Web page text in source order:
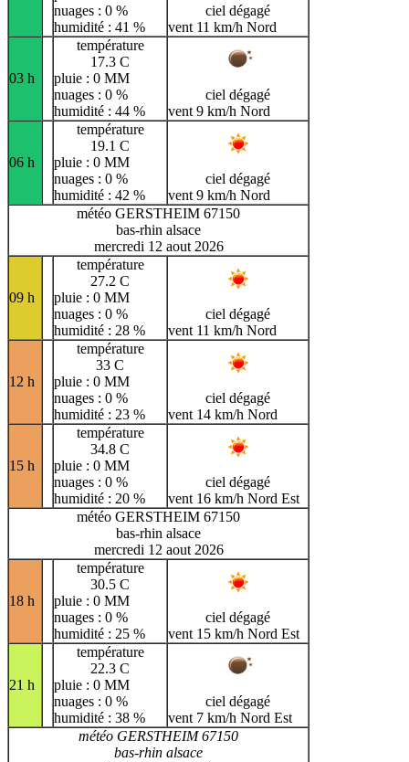
nuages : 0 %
humidité : 41 %
ciel dégagé
vent 11 km/h Nord
03 h
température
17.3 C
pluie : 0 MM
nuages : 0 %
humidité : 44 %
ciel dégagé
vent 9 km/h Nord
06 h
température
19.1 C
pluie : 0 MM
nuages : 0 %
humidité : 42 %
ciel dégagé
vent 9 km/h Nord
météo GERSTHEIM 67150
bas-rhin alsace
mercredi 12 aout 2026
09 h
température
27.2 C
pluie : 0 MM
nuages : 0 %
humidité : 28 %
ciel dégagé
vent 11 km/h Nord
12 h
température
33 C
pluie : 0 MM
nuages : 0 %
humidité : 23 %
ciel dégagé
vent 14 km/h Nord
15 h
température
34.8 C
pluie : 0 MM
nuages : 0 %
humidité : 20 %
ciel dégagé
vent 16 km/h Nord Est
météo GERSTHEIM 67150
bas-rhin alsace
mercredi 12 aout 2026
18 h
température
30.5 C
pluie : 0 MM
nuages : 0 %
humidité : 25 %
ciel dégagé
vent 15 km/h Nord Est
21 h
température
22.3 C
pluie : 0 MM
nuages : 0 %
humidité : 38 %
ciel dégagé
vent 7 km/h Nord Est
météo GERSTHEIM 67150
bas-rhin alsace